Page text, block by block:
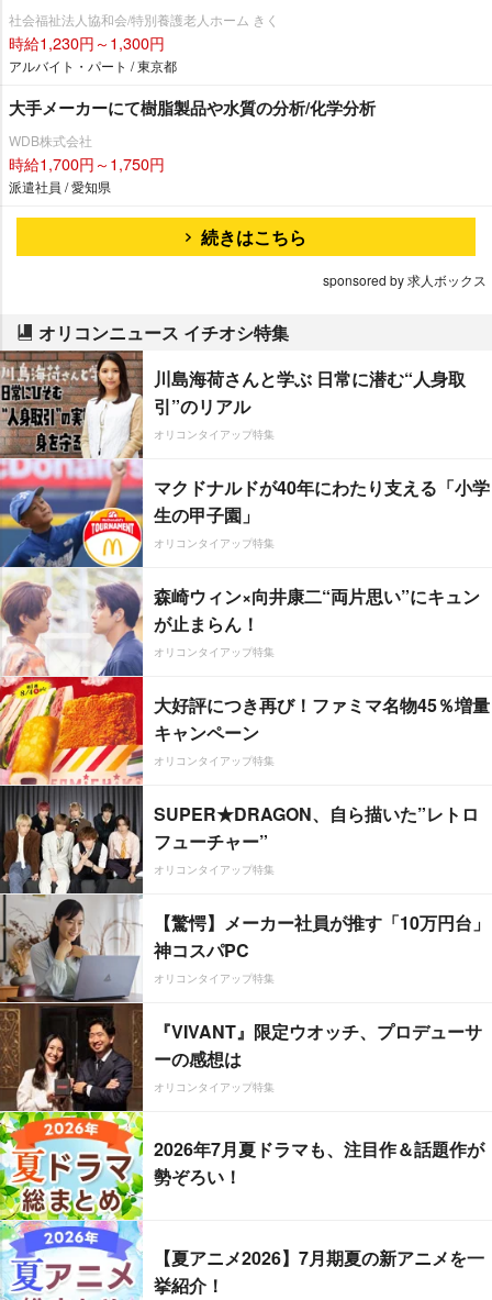
社会福祉法人協和会/特別養護老人ホーム きく
時給1,230円～1,300円
アルバイト・パート / 東京都
大手メーカーにて樹脂製品や水質の分析/化学分析
WDB株式会社
時給1,700円～1,750円
派遣社員 / 愛知県
続きはこちら
sponsored by 求人ボックス
オリコンニュース イチオシ特集
川島海荷さんと学ぶ 日常に潜む“人身取
引”のリアル
オリコンタイアップ特集
マクドナルドが40年にわたり支える「小学
生の甲子園」
オリコンタイアップ特集
森崎ウィン×向井康二“両片思い”にキュン
が止まらん！
オリコンタイアップ特集
大好評につき再び！ファミマ名物45％増量
キャンペーン
オリコンタイアップ特集
SUPER★DRAGON、自ら描いた”レトロ
フューチャー”
オリコンタイアップ特集
【驚愕】メーカー社員が推す「10万円台」
神コスパPC
オリコンタイアップ特集
『VIVANT』限定ウオッチ、プロデューサ
ーの感想は
オリコンタイアップ特集
2026年7月夏ドラマも、注目作＆話題作が
勢ぞろい！
【夏アニメ2026】7月期夏の新アニメを一
挙紹介！